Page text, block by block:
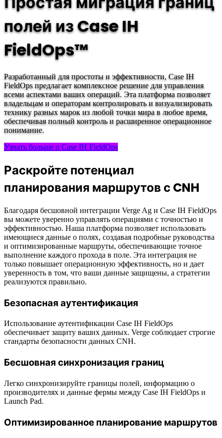
полей из Case IH
FieldOps™
Разработанный для простоты и эффективности, Case IH
FieldOps предлагает комплексное решение для управления
всеми аспектами ваших операций. Эта платформа позволяет
владельцам и операторам контролировать и визуализировать
технику разных марок из любой точки мира в любое время,
обеспечивая полный контроль и расширенное операционное
понимание.
Узнать больше о Case IH FieldOps
Раскройте потенциал
планирования маршрутов с CNH
Благодаря бесшовной интеграции Verge Ag и Case IH FieldOps
вы можете уверенно управлять операциями с точностью и
эффективностью. Наша платформа позволяет использовать
имеющиеся данные о полях, создавая подробные руководства
и оптимизированные маршруты, обеспечивающие точное
выполнение каждого прохода в поле. Эта интеграция не
только повышает операционную эффективность, но и дает
уверенность в том, что ваши данные защищены, а стратегии
реализуются правильно.
Безопасная аутентификация
Использование аутентификации Case IH FieldOps
обеспечивает защиту ваших данных. Verge соблюдает строгие
стандарты безопасности данных CNH.
Бесшовная синхронизация границ
Легко синхронизируйте границы полей, информацию о
производителях и данные фермы между Case IH FieldOps и
Launch Pad.
Оптимизированное планирование маршрутов